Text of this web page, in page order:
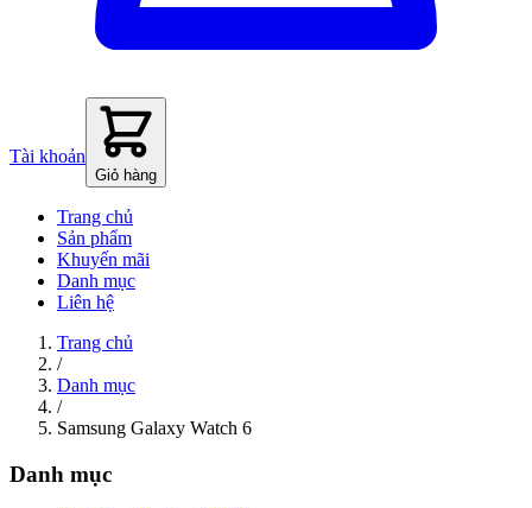
Tài khoản
Giỏ hàng
Trang chủ
Sản phẩm
Khuyến mãi
Danh mục
Liên hệ
Trang chủ
/
Danh mục
/
Samsung Galaxy Watch 6
Danh mục